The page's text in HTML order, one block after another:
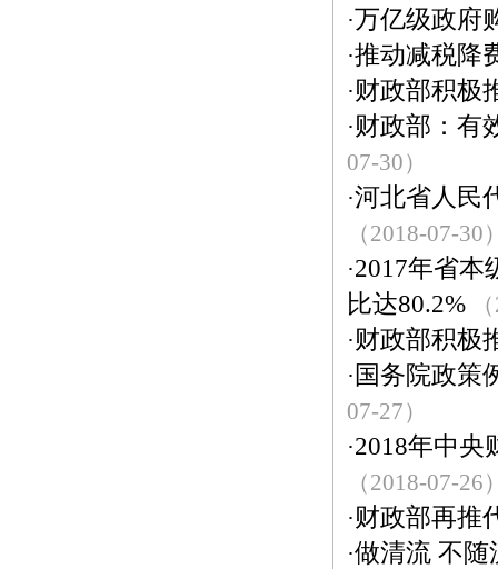
·万亿级政府
·推动减税降
·财政部积极
·财政部：有
07-30）
·河北省人民
（2018-07-30
·2017年省本
比达80.2%
·财政部积极
· 国务院政策
07-27）
·2018年中央
（2018-07-26
·财政部再推
·做清流 不随